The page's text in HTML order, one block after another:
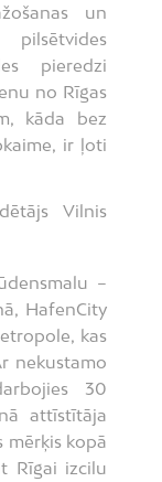
un
pieredzi
no Rīgas
kāda bez
ir ļoti
Vilnis
–
HafenCity
kas
nekustamo
30
attīstītāja
mērķis kopā
Rīgai izcilu